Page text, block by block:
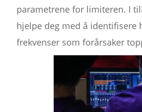
parametrene for limiteren. I
hjelpe deg med å identifisere
frekvenser som forårsaker